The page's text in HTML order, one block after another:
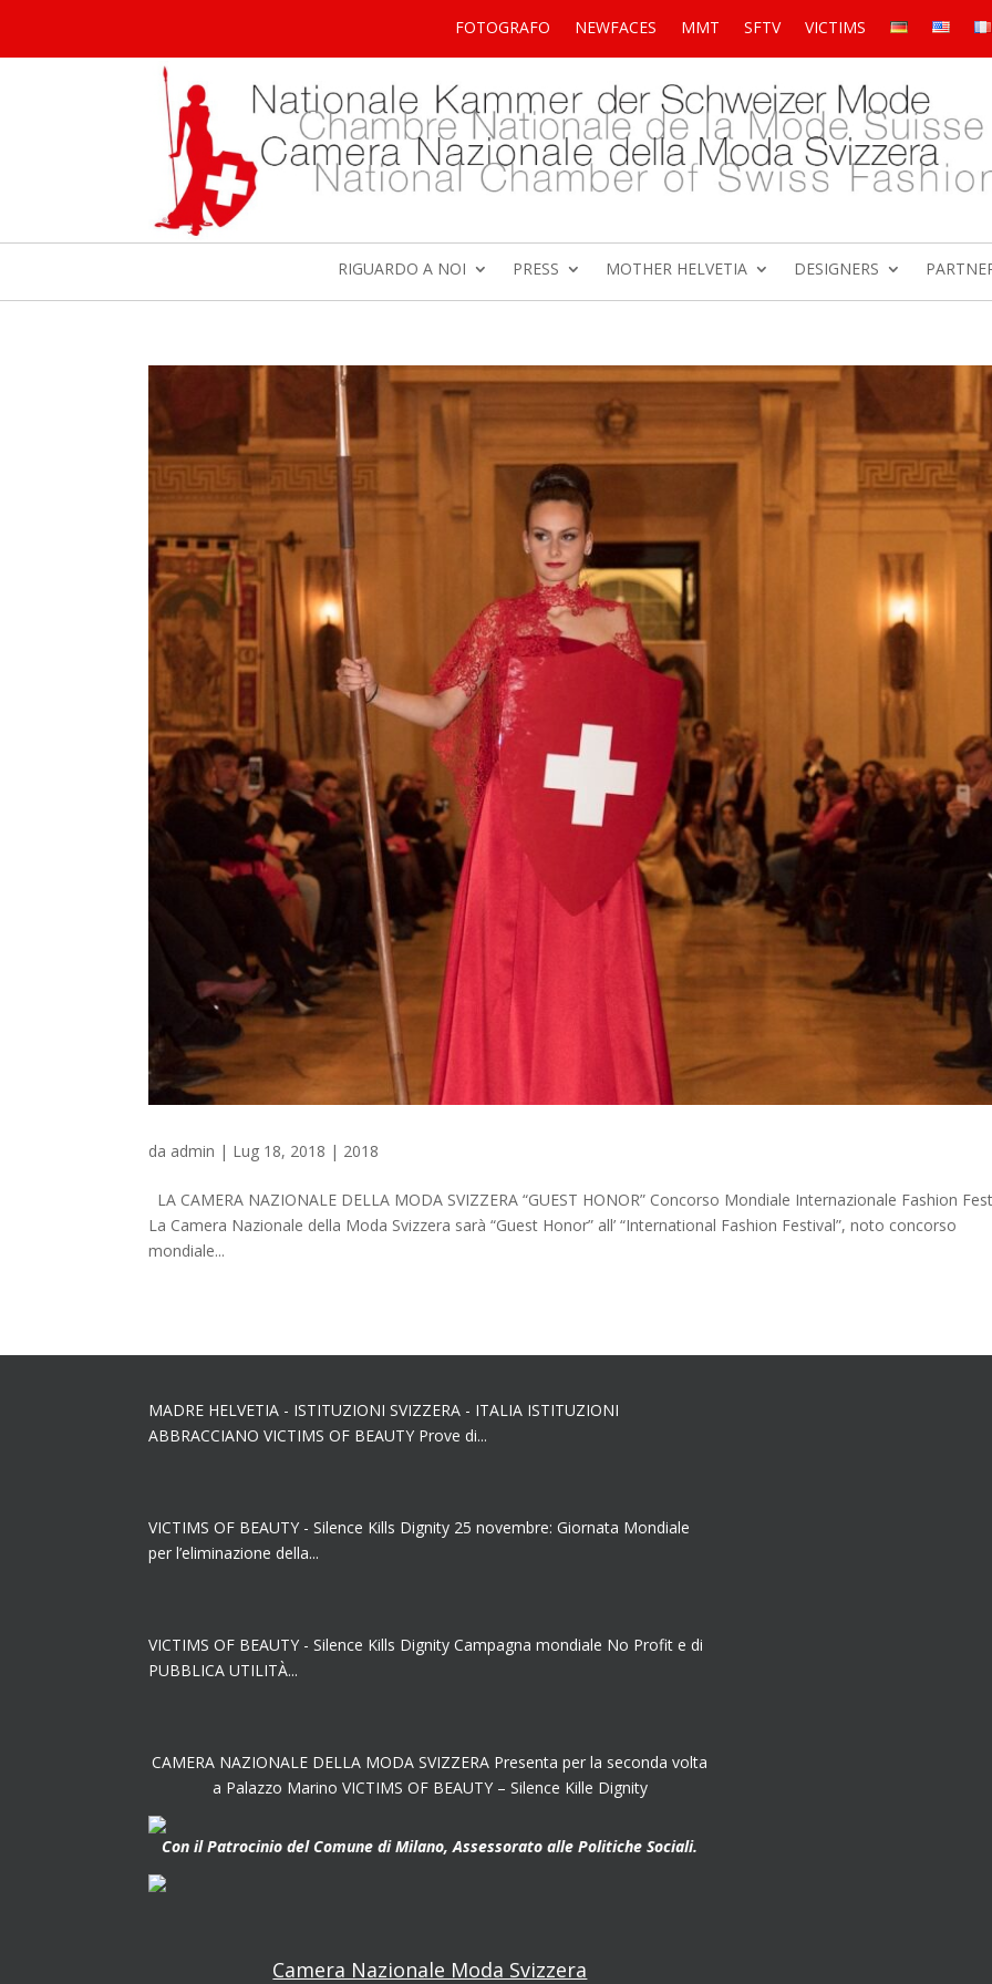
FOTOGRAFO NEWFACES MMT SFTV VICTIMS
RIGUARDO A NOI PRESS MOTHER HELVETIA DESIGNERS
da admin | Lug 18, 2018 | 2018
LA CAMERA NAZIONALE DELLA MODA SVIZZERA “GUEST HONOR” Concorso Mondiale Internazionale Fashion
La Camera Nazionale della Moda Svizzera sarà “Guest Honor” all’ “International Fashion Festival”, noto concorso
mondiale...
MADRE HELVETIA - ISTITUZIONI SVIZZERA - ITALIA ISTITUZIONI
ABBRACCIANO VICTIMS OF BEAUTY Prove di...
VICTIMS OF BEAUTY - Silence Kills Dignity 25 novembre: Giornata Mondiale
per l’eliminazione della...
VICTIMS OF BEAUTY - Silence Kills Dignity Campagna mondiale No Profit e di
PUBBLICA UTILITÀ...
CAMERA NAZIONALE DELLA MODA SVIZZERA Presenta per la seconda volta
a Palazzo Marino VICTIMS OF BEAUTY – Silence Kille Dignity
Con il Patrocinio del Comune di Milano, Assessorato alle Politiche Sociali.
Camera Nazionale Moda Svizzera